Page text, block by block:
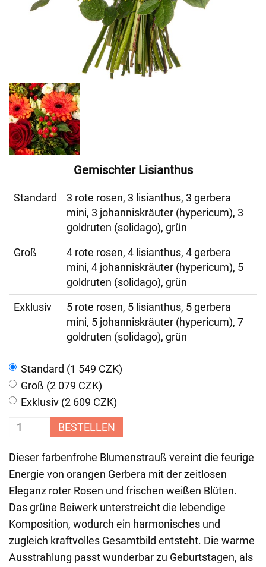
Gemischter Lisianthus
Standard
3 rote rosen, 3 lisianthus, 3 gerbera
mini, 3 johanniskräuter (hypericum), 3
goldruten (solidago), grün
Groß
4 rote rosen, 4 lisianthus, 4 gerbera
mini, 4 johanniskräuter (hypericum), 5
goldruten (solidago), grün
Exklusiv
5 rote rosen, 5 lisianthus, 5 gerbera
mini, 5 johanniskräuter (hypericum), 7
goldruten (solidago), grün
Standard (1 549 CZK)
Groß (2 079 CZK)
Exklusiv (2 609 CZK)
BESTELLEN
Dieser farbenfrohe Blumenstrauß vereint die feurige
Energie von orangen Gerbera mit der zeitlosen
Eleganz roter Rosen und frischen weißen Blüten.
Das grüne Beiwerk unterstreicht die lebendige
Komposition, wodurch ein harmonisches und
zugleich kraftvolles Gesamtbild entsteht. Die warme
Ausstrahlung passt wunderbar zu Geburtstagen, als